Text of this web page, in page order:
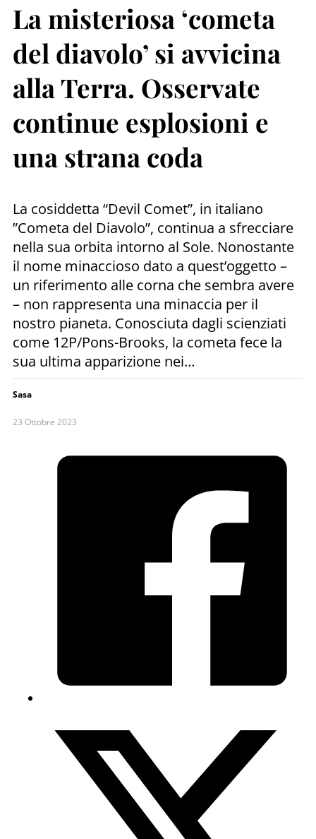
La misteriosa ‘cometa
del diavolo’ si avvicina
alla Terra. Osservate
continue esplosioni e
una strana coda
La cosiddetta “Devil Comet”, in italiano
”Cometa del Diavolo”, continua a sfrecciare
nella sua orbita intorno al Sole. Nonostante
il nome minaccioso dato a quest’oggetto –
un riferimento alle corna che sembra avere
– non rappresenta una minaccia per il
nostro pianeta. Conosciuta dagli scienziati
come 12P/Pons-Brooks, la cometa fece la
sua ultima apparizione nei…
Sasa
23 Ottobre 2023